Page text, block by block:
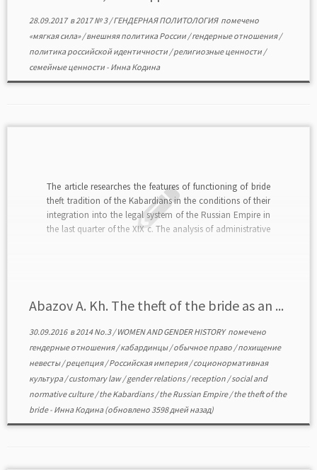
28.09.2017в2017 № 3/ГЕНДЕРНАЯ ПОЛИТОЛОГИЯ помечено
«мягкая сила»/внешняя политика России /гендерные отношения/
политика российской идентичности /религиозные ценности /
семейные ценности - Инна Кодина
The article researches the features of functioning of bride
theft tradition of the Kabardians in the conditions of their
integration into the legal system of the Russian Empire in
the last quarter of the XIX c. The analysis of administrative
Abazov A. Kh. The theft of the bride as аn ...
30.09.2016в2014 No.3/WOMEN AND GENDER HISTORYпомечено
гендерные отношения/кабардинцы/обычное право /похищение
невесты/рецепция/Российская империя/соционормативная
культура/customary law/gender relations/reception /social and
normative culture/the Kabardians/the Russian Empire/the theft of the
bride- Инна Кодина(обновлено 3598 дней назад)